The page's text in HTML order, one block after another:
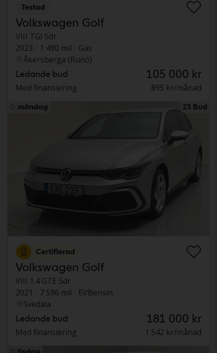
Testad
Volkswagen Golf
VIII TGI 5dr
2023
1 490 mil
Gas
Åkersberga (Runö)
Ledande bud 105 000 kr
Med finansiering 895 kr/månad
måndag 23 Bud
Certifierad
Volkswagen Golf
VIII 1.4 GTE 5dr
2021
7 596 mil
El/Bensin
Svedala
Ledande bud 181 000 kr
Med finansiering 1 542 kr/månad